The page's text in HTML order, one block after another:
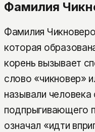
Фамилия
Фамилия
которая
корень вызывает
слово «чикновер»
называли
подпрыгивающего
означал «идти